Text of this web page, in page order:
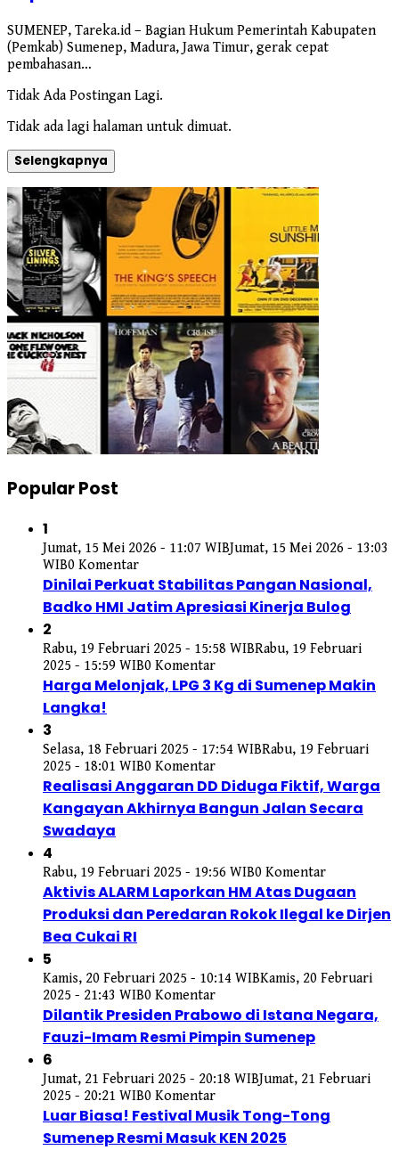
SUMENEP, Tareka.id – Bagian Hukum Pemerintah Kabupaten
(Pemkab) Sumenep, Madura, Jawa Timur, gerak cepat
pembahasan…
Tidak Ada Postingan Lagi.
Tidak ada lagi halaman untuk dimuat.
Selengkapnya
Popular Post
1
Jumat, 15 Mei 2026 - 11:07 WIBJumat, 15 Mei 2026 - 13:03
WIB0 Komentar
Dinilai Perkuat Stabilitas Pangan Nasional,
Badko HMI Jatim Apresiasi Kinerja Bulog
2
Rabu, 19 Februari 2025 - 15:58 WIBRabu, 19 Februari
2025 - 15:59 WIB0 Komentar
Harga Melonjak, LPG 3 Kg di Sumenep Makin
Langka!
3
Selasa, 18 Februari 2025 - 17:54 WIBRabu, 19 Februari
2025 - 18:01 WIB0 Komentar
Realisasi Anggaran DD Diduga Fiktif, Warga
Kangayan Akhirnya Bangun Jalan Secara
Swadaya
4
Rabu, 19 Februari 2025 - 19:56 WIB0 Komentar
Aktivis ALARM Laporkan HM Atas Dugaan
Produksi dan Peredaran Rokok Ilegal ke Dirjen
Bea Cukai RI
5
Kamis, 20 Februari 2025 - 10:14 WIBKamis, 20 Februari
2025 - 21:43 WIB0 Komentar
Dilantik Presiden Prabowo di Istana Negara,
Fauzi-Imam Resmi Pimpin Sumenep
6
Jumat, 21 Februari 2025 - 20:18 WIBJumat, 21 Februari
2025 - 20:21 WIB0 Komentar
Luar Biasa! Festival Musik Tong-Tong
Sumenep Resmi Masuk KEN 2025